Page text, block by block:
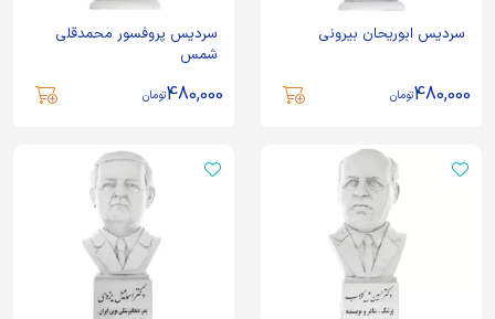
سردیس ابوریحان بیرونی
480,000تومان
سردیس پروفسور محمدقلی
شمس
480,000تومان